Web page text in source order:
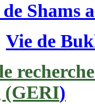
Shams
Vie de
(GERI)